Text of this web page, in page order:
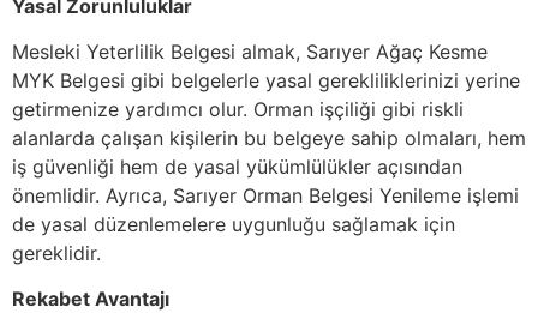
Yasal Zorunluluklar
Mesleki Yeterlilik Belgesi almak, Sarıyer Ağaç Kesme
MYK Belgesi gibi belgelerle yasal gerekliliklerinizi yerine
getirmenize yardımcı olur. Orman işçiliği gibi riskli
alanlarda çalışan kişilerin bu belgeye sahip olmaları, hem
iş güvenliği hem de yasal yükümlülükler açısından
önemlidir. Ayrıca, Sarıyer Orman Belgesi Yenileme işlemi
de yasal düzenlemelere uygunluğu sağlamak için
gereklidir.
Rekabet Avantajı